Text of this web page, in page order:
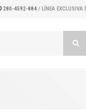
280-4592-884 / LÍNEA EXCLUSIVA